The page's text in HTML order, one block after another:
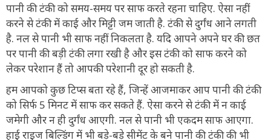
पानी की टंकी को समय-समय पर साफ करते रहना चाहिए. ऐसा नहीं
करने से टंकी में काई और मिट्टी जम जाती है. टंकी से दुर्गंध आने लगती
है. नल से पानी भी साफ नहीं निकलता है. यदि आपने अपने घर की छत
पर पानी की बड़ी टंकी लगा रखी है और इस टंकी को साफ करने को
लेकर परेशान हैं तो आपकी परेशानी दूर हो सकती है.
हम आपको कुछ टिप्स बता रहे हैं, जिन्हें आजमाकर आप पानी की टंकी
को सिर्फ 5 मिनट में साफ कर सकते हैं. ऐसा करने से टंकी में न काई
जमेगी और न ही दुर्गंध आएगी. नल से पानी भी एकदम साफ आएगा.
हाई राइज बिल्डिंग में भी बड़े-बड़े सीमेंट के बने पानी की टंकी की भी